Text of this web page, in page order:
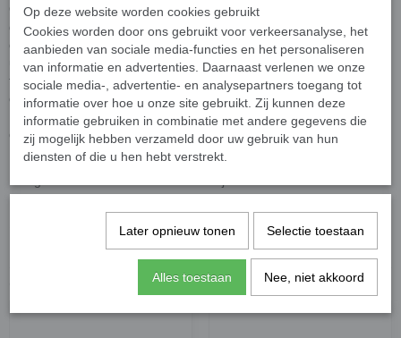
Onze Soft glas glitter en crystal steentjes zijn gegoten glastegels
gemaakt van gerecycled floatglas met een kleurenfilm gehecht aan
de achterkant. De randen zijn glad en afgerond waardoor ze een
uitstekende keuze zijn voor kinderprojecten (3+ met geschikt
toezicht van volwassenen). Snijden is niet nodig, maar als u het wilt
dan raden wij dewieltjestangaan. De softglas steentjes zijn NIET
UV bestendig en daardoor geschikt voor binnenprojecten zonder
direct zonlicht..
Elk steentje is ongeveer 15 x 15 x 22 mm tot 20 x 20 x 26 mm. In
Op deze website worden cookies gebruikt
Cookies worden door ons gebruikt voor verkeersanalyse, het
aanbieden van sociale media-functies en het personaliseren
van informatie en advertenties. Daarnaast verlenen we onze
sociale media-, advertentie- en analysepartners toegang tot
informatie over hoe u onze site gebruikt. Zij kunnen deze
informatie gebruiken in combinatie met andere gegevens die
zij mogelijk hebben verzameld door uw gebruik van hun
diensten of die u hen hebt verstrekt.
Later opnieuw tonen Selectie toestaan
Alles toestaan Nee, niet akkoord